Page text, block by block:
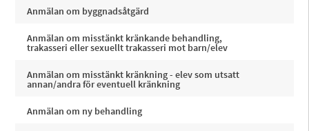
Anmälan om byggnadsåtgärd
Anmälan om misstänkt kränkande behandling,
trakasseri eller sexuellt trakasseri mot barn/elev
Anmälan om misstänkt kränkning - elev som utsatt
annan/andra för eventuell kränkning
Anmälan om ny behandling